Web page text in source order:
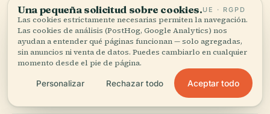
Cursos introductorios sobre carreras
aeroespaciales y oportunidades de voluntariado
apoyan la misión del museo (
Boletín del SDASM
).
Una pequeña solicitud sobre cookies.UE · RGPD
Las cookies estrictamente necesarias permiten la navegación.
Las cookies de análisis (PostHog, Google Analytics) nos
ayudan a entender qué páginas funcionan — solo agregadas,
sin anuncios ni venta de datos. Puedes cambiarlo en cualquier
momento desde el pie de página.
Personalizar Rechazar todo Aceptar todo